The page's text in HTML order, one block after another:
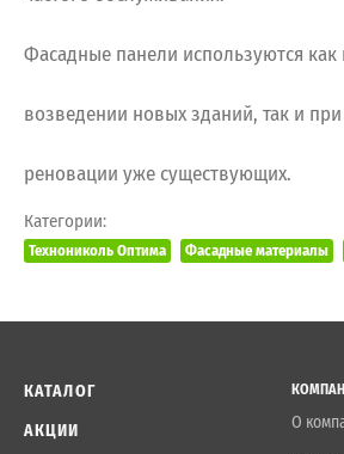
Фасадные панели используются как
возведении новых зданий, так и при
реновации уже существующих.
Категории:
Технониколь Оптима Фасадные материалы
КАТАЛОГ
АКЦИИ
О